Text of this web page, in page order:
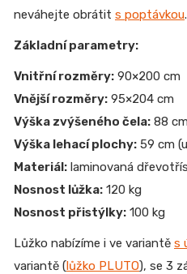
neváhejte obrátit s poptávkou.
Základní parametry:
Vnitřní rozměry: 90×200 cm
Vnější rozměry: 95×204 cm
Výška zvýšeného čela: 88 cm
Výška lehací plochy: 59 cm
Materiál: laminovaná
Nosnost lůžka: 120 kg
Nosnost přistýlky: 100 kg
Lůžko nabízíme i ve variantě s
variantě (lůžko PLUTO), se 3